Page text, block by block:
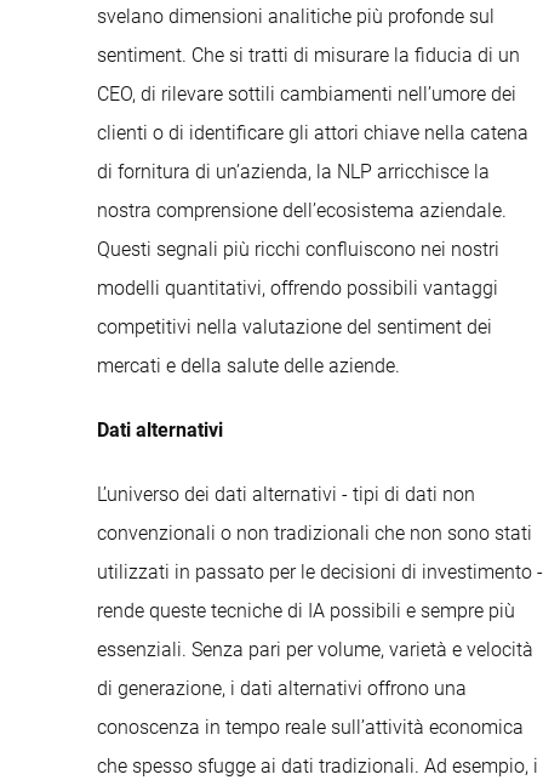
svelano dimensioni analitiche più profonde sul
sentiment. Che si tratti di misurare la fiducia di un
CEO, di rilevare sottili cambiamenti nell’umore dei
clienti o di identificare gli attori chiave nella catena
di fornitura di un’azienda, la NLP arricchisce la
nostra comprensione dell’ecosistema aziendale.
Questi segnali più ricchi confluiscono nei nostri
modelli quantitativi, offrendo possibili vantaggi
competitivi nella valutazione del sentiment dei
mercati e della salute delle aziende.
Dati alternativi
L’universo dei dati alternativi - tipi di dati non
convenzionali o non tradizionali che non sono stati
utilizzati in passato per le decisioni di investimento -
rende queste tecniche di IA possibili e sempre più
essenziali. Senza pari per volume, varietà e velocità
di generazione, i dati alternativi offrono una
conoscenza in tempo reale sull’attività economica
che spesso sfugge ai dati tradizionali. Ad esempio, i